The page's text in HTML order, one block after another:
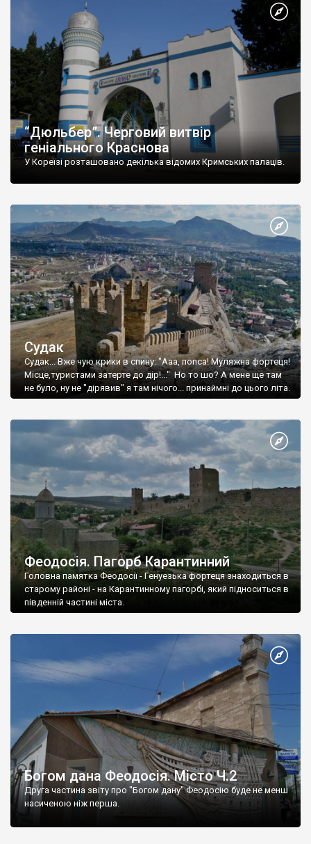
“Дюльбер”. Черговий витвір
геніального Краснова
У Кореїзі розташовано декілька відомих Кримських палаців.
Судак
Судак... Вже чую крики в спину: "Ааа, попса! Муляжна фортеця!
Місце,туристами затерте до дір!..." Но то шо? А мене ще там
не було, ну не "дірявив" я там нічого... принаймні до цього літа.
Феодосія. Пагорб Карантинний
Головна памятка Феодосії - Генуезька фортеця знаходиться в
старому районі - на Карантинному пагорбі, який підноситься в
південній частині міста.
Богом дана Феодосія. Місто Ч.2
Друга частина звіту про "Богом дану" Феодосію буде не менш
насиченою ніж перша.